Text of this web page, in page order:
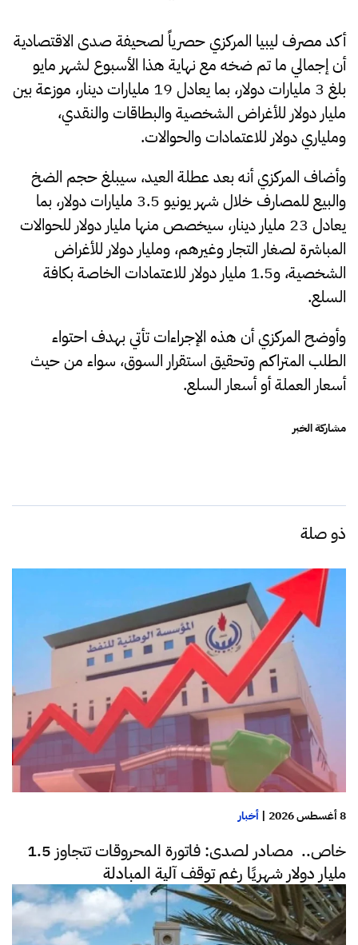
أكد مصرف ليبيا المركزي حصرياً لصحيفة صدى الاقتصادية
أن إجمالي ما تم ضخه مع نهاية هذا الأسبوع لشهر مايو
بلغ 3 مليارات دولار، بما يعادل 19 مليارات دينار، موزعة بين
مليار دولار للأغراض الشخصية والبطاقات والنقدي،
وملياري دولار للاعتمادات والحوالات.
وأضاف المركزي أنه بعد عطلة العيد، سيبلغ حجم الضخ
والبيع للمصارف خلال شهر يونيو 3.5 مليارات دولار، بما
يعادل 23 مليار دينار، سيخصص منها مليار دولار للحوالات
المباشرة لصغار التجار وغيرهم، ومليار دولار للأغراض
الشخصية، و1.5 مليار دولار للاعتمادات الخاصة بكافة
السلع.
وأوضح المركزي أن هذه الإجراءات تأتي بهدف احتواء
الطلب المتراكم وتحقيق استقرار السوق، سواء من حيث
أسعار العملة أو أسعار السلع.
مشاركة الخبر
ذو صلة
8 أغسطس 2026 | أخبار
خاص.. مصادر لصدى: فاتورة المحروقات تتجاوز 1.5
مليار دولار شهريًا رغم توقف آلية المبادلة